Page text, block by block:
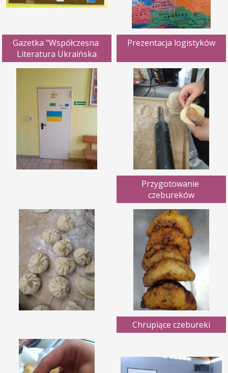
Gazetka "Współczesna
Literatura Ukraińska
Prezentacja logistyków
Przygotowanie
czebureków
Chrupiące czebureki